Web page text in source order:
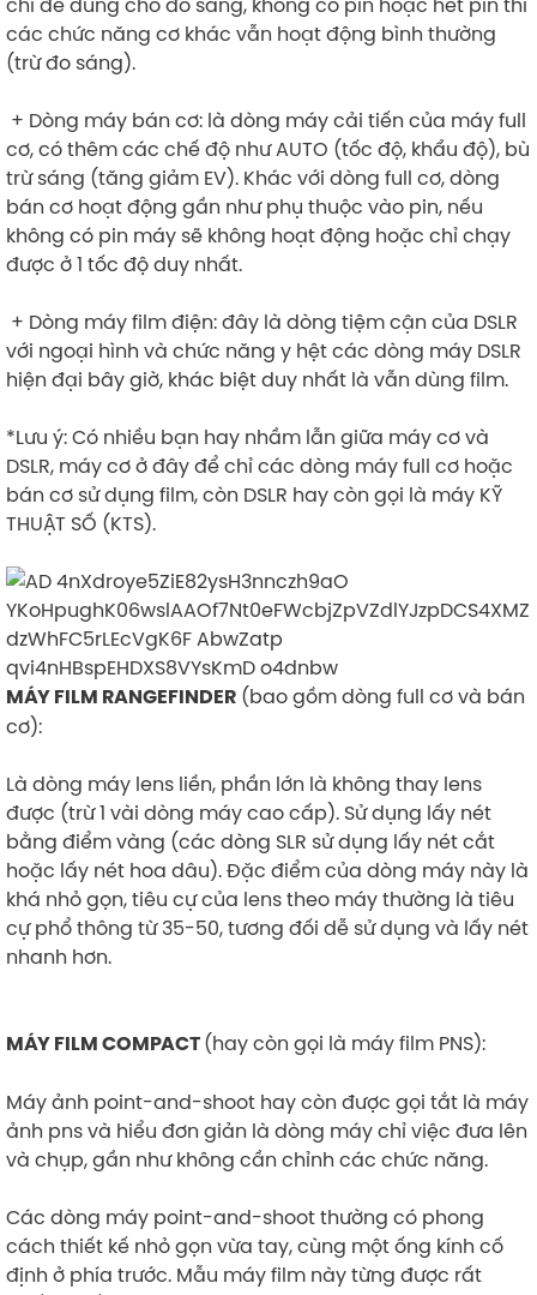
các chức năng cơ khác vẫn hoạt động bình thường
(trừ đo sáng).
+ Dòng máy bán cơ: là dòng máy cải tiến của máy full
cơ, có thêm các chế độ như AUTO (tốc độ, khẩu độ), bù
trừ sáng (tăng giảm EV). Khác với dòng full cơ, dòng
bán cơ hoạt động gần như phụ thuộc vào pin, nếu
không có pin máy sẽ không hoạt động hoặc chỉ chạy
được ở 1 tốc độ duy nhất.
+ Dòng máy film điện: đây là dòng tiệm cận của DSLR
với ngoại hình và chức năng y hệt các dòng máy DSLR
hiện đại bây giờ, khác biệt duy nhất là vẫn dùng film.
*Lưu ý: Có nhiều bạn hay nhầm lẫn giữa máy cơ và
DSLR, máy cơ ở đây để chỉ các dòng máy full cơ hoặc
bán cơ sử dụng film, còn DSLR hay còn gọi là máy KỸ
THUẬT SỐ (KTS).
MÁY FILM RANGEFINDER (bao gồm dòng full cơ và bán
cơ):
Là dòng máy lens liền, phần lớn là không thay lens
được (trừ 1 vài dòng máy cao cấp). Sử dụng lấy nét
bằng điểm vàng (các dòng SLR sử dụng lấy nét cắt
hoặc lấy nét hoa dâu). Đặc điểm của dòng máy này là
khá nhỏ gọn, tiêu cự của lens theo máy thường là tiêu
cự phổ thông từ 35-50, tương đối dễ sử dụng và lấy nét
nhanh hơn.
MÁY FILM COMPACT(hay còn gọi là máy film PNS):
Máy ảnh point-and-shoot hay còn được gọi tắt là máy
ảnh pns và hiểu đơn giản là dòng máy chỉ việc đưa lên
và chụp, gần như không cần chỉnh các chức năng.
Các dòng máy point-and-shoot thường có phong
cách thiết kế nhỏ gọn vừa tay, cùng một ống kính cố
định ở phía trước. Mẫu máy film này từng được rất